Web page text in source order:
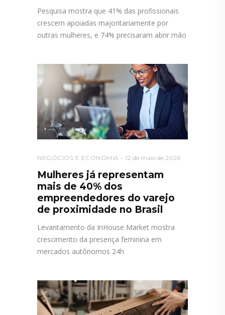
Pesquisa mostra que 41% das profissionais
crescem apoiadas majoritariamente por
outras mulheres, e 74% precisaram abrir mão
NEGÓCIOS E ECONOMIA 12 de maio de 2026
Mulheres já representam
mais de 40% dos
empreendedores do varejo
de proximidade no Brasil
Levantamento da InHouse Market mostra
crescimento da presença feminina em
mercados autônomos 24h